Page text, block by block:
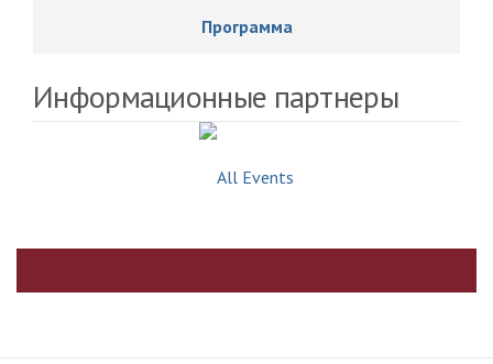
Программа
Информационные партнеры